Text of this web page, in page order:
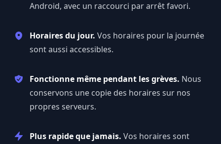
Android, avec un raccourci par arrêt favori.
Horaires du jour. Vos horaires pour la journée
sont aussi accessibles.
Fonctionne même pendant les grèves. Nous
conservons une copie des horaires sur nos
propres serveurs.
Plus rapide que jamais. Vos horaires sont